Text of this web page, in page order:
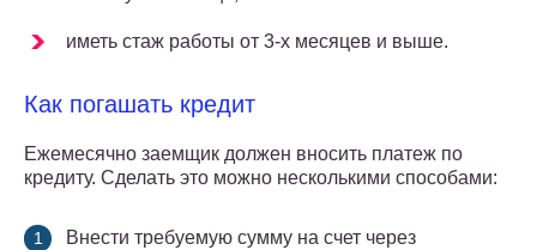
иметь стаж работы от 3-х месяцев и выше.
Как погашать кредит
Ежемесячно заемщик должен вносить платеж по
кредиту. Сделать это можно несколькими способами:
Внести требуемую сумму на счет через